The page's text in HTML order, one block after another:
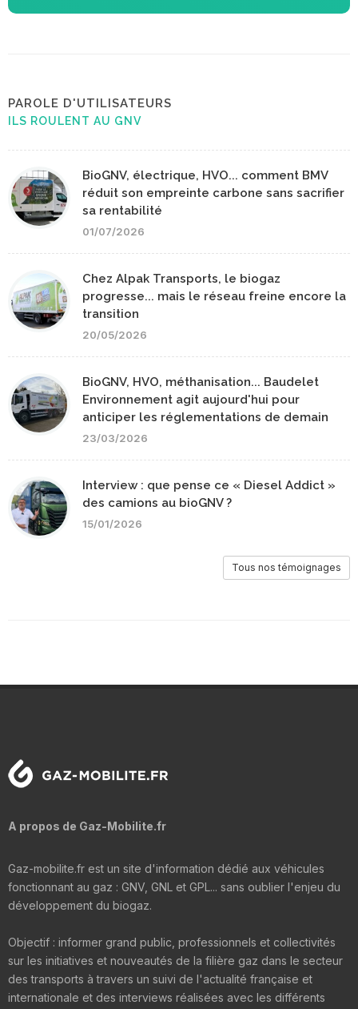
PAROLE D'UTILISATEURS
ILS ROULENT AU GNV
BioGNV, électrique, HVO... comment BMV
réduit son empreinte carbone sans sacrifier
sa rentabilité
01/07/2026
Chez Alpak Transports, le biogaz
progresse... mais le réseau freine encore la
transition
20/05/2026
BioGNV, HVO, méthanisation... Baudelet
Environnement agit aujourd'hui pour
anticiper les réglementations de demain
23/03/2026
Interview : que pense ce « Diesel Addict »
des camions au bioGNV ?
15/01/2026
Tous nos témoignages
A propos de Gaz-Mobilite.fr
Gaz-mobilite.fr est un site d'information dédié aux véhicules
fonctionnant au gaz : GNV, GNL et GPL... sans oublier l'enjeu du
développement du biogaz.
Objectif : informer grand public, professionnels et collectivités
sur les initiatives et nouveautés de la filière gaz dans le secteur
des transports à travers un suivi de l'actualité française et
internationale et des interviews réalisées avec les différents